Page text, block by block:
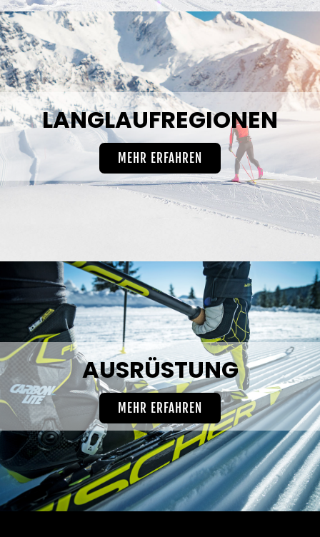
LANGLAUFREGIONEN
MEHR ERFAHREN
AUSRÜSTUNG
MEHR ERFAHREN